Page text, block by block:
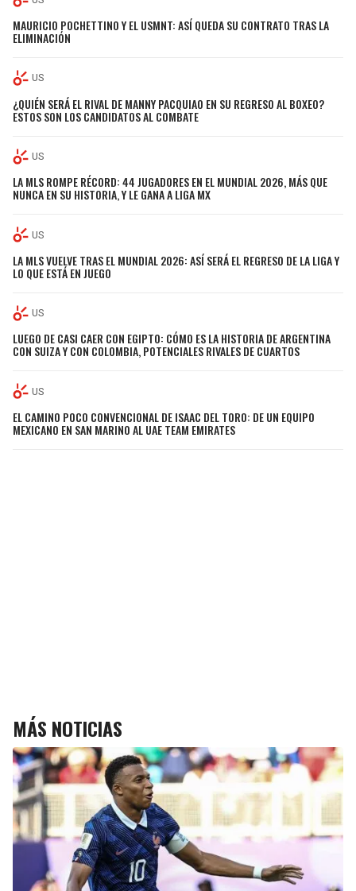
MAURICIO POCHETTINO Y EL USMNT: ASÍ QUEDA SU CONTRATO TRAS LA
ELIMINACIÓN
US
¿QUIÉN SERÁ EL RIVAL DE MANNY PACQUIAO EN SU REGRESO AL BOXEO?
ESTOS SON LOS CANDIDATOS AL COMBATE
US
LA MLS ROMPE RÉCORD: 44 JUGADORES EN EL MUNDIAL 2026, MÁS QUE
NUNCA EN SU HISTORIA, Y LE GANA A LIGA MX
US
LA MLS VUELVE TRAS EL MUNDIAL 2026: ASÍ SERÁ EL REGRESO DE LA LIGA Y
LO QUE ESTÁ EN JUEGO
US
LUEGO DE CASI CAER CON EGIPTO: CÓMO ES LA HISTORIA DE ARGENTINA
CON SUIZA Y CON COLOMBIA, POTENCIALES RIVALES DE CUARTOS
US
EL CAMINO POCO CONVENCIONAL DE ISAAC DEL TORO: DE UN EQUIPO
MEXICANO EN SAN MARINO AL UAE TEAM EMIRATES
MÁS NOTICIAS